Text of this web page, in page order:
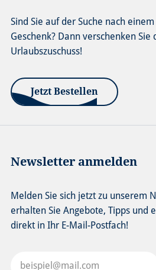
Sind Sie auf der Suche nach
Geschenk? Dann verschenken
Urlaubszuschuss!
Jetzt Bestellen
Newsletter anmelden
Melden Sie sich jetzt zu unserem
erhalten Sie Angebote, Tipps und
direkt in Ihr E-Mail-Postfach!